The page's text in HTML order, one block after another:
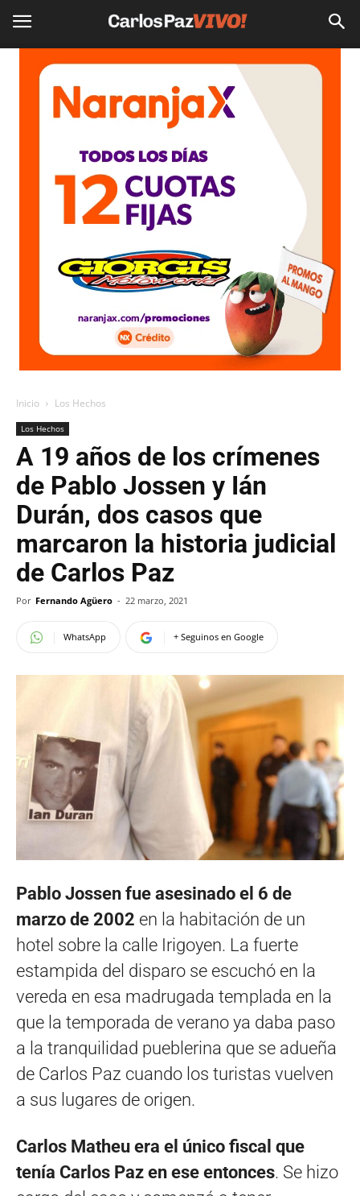
Inicio Los Hechos
Los Hechos
A 19 años de los crímenes
de Pablo Jossen y Ián
Durán, dos casos que
marcaron la historia judicial
de Carlos Paz
Por Fernando Agüero - 22 marzo, 2021
WhatsApp + Seguinos en Google
Pablo Jossen fue asesinado el 6 de
marzo de 2002 en la habitación de un
hotel sobre la calle Irigoyen. La fuerte
estampida del disparo se escuchó en la
vereda en esa madrugada templada en la
que la temporada de verano ya daba paso
a la tranquilidad pueblerina que se adueña
de Carlos Paz cuando los turistas vuelven
a sus lugares de origen.
Carlos Matheu era el único fiscal que
tenía Carlos Paz en ese entonces. Se hizo